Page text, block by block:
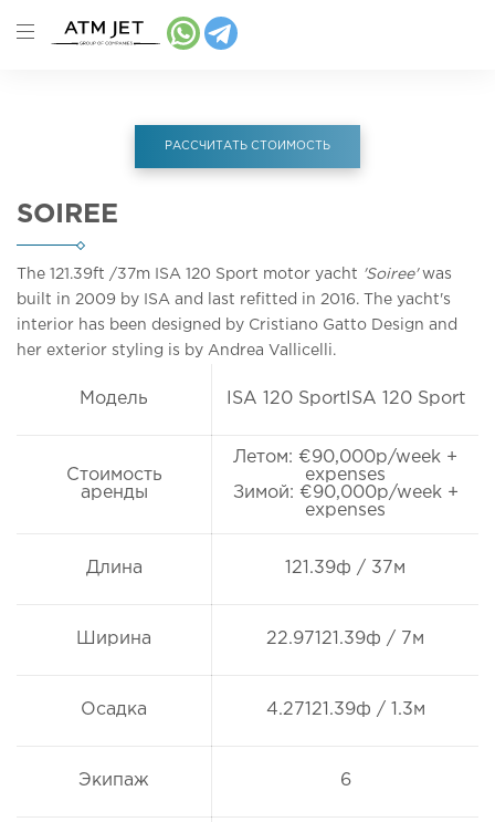
РАССЧИТАТЬ СТОИМОСТЬ
SOIREE
The 121.39ft /37m ISA 120 Sport motor yacht 'Soiree'was
built in 2009 by ISA and last refitted in 2016. The yacht's
interior has been designed by Cristiano Gatto Design and
her exterior styling is by Andrea Vallicelli.
Модель ISA 120 SportISA 120 Sport
Стоимость
аренды
Летом: €90,000p/week +
expenses
Зимой: €90,000p/week +
expenses
Длина 121.39ф / 37м
Ширина 22.97121.39ф / 7м
Осадка 4.27121.39ф / 1.3м
Экипаж 6